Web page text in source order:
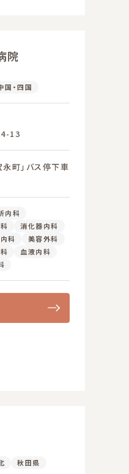
院
国・四国
13
永町」バス停下車
内科
消化器内科
科
美容外科
血液内科
秋田県